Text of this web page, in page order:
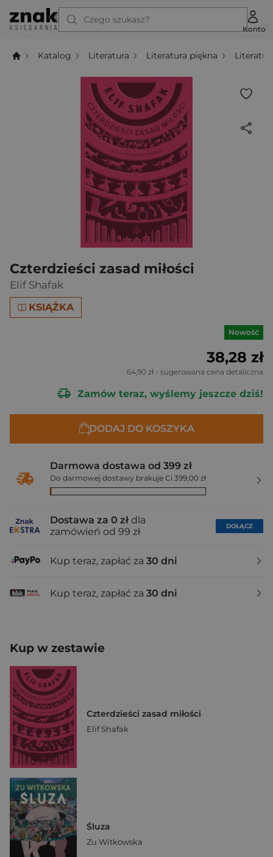
Czego szukasz?
Konto
Katalog Literatura Literatura piękna
Czterdzieści zasad miłości
Elif Shafak
KSIĄŻKA
Nowość
38,28 zł
64,90 zł - sugerowana cena detaliczna
Zamów teraz, wyślemy jeszcze dziś!
DODAJ DO KOSZYKA
Darmowa dostawa od 399 zł
Do darmowej dostawy brakuje Ci 399,00 zł
Dostawa za 0 zł dla
zamówień od 99 zł
DOŁĄCZ
Kup teraz, zapłać za 30 dni
Kup teraz, zapłać za 30 dni
Kup w zestawie
Czterdzieści zasad miłości
Elif Shafak
Śluza
Zu Witkowska